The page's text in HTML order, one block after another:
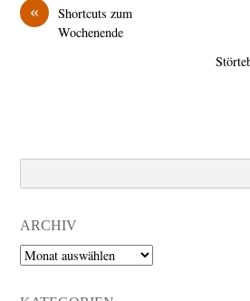
«
Shortcuts zum
Wochenende
ARCHIV
Archiv